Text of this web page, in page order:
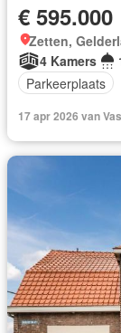
€ 595.000
Zetten,
4 Kamers
Parkeerplaats
17 apr 2026 van